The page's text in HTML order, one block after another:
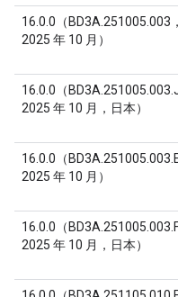
16.0.0（BD3A.251005.003，
2025 年 10 月）
16.0.0（
2025 年 10 月，日本）
16.0.0（
2025 年 10 月）
16.0.0（
2025 年 10 月，日本）